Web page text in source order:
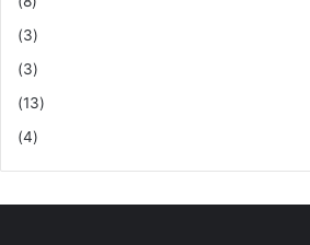
(3)
(3)
(13)
(4)